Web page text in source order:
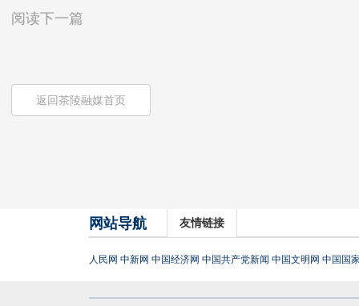
阅读下一篇
返回茶陵融媒首页
网站导航 友情链接
人民网 中新网 中国经济网 中国共产党新闻 中国文明网 中国国